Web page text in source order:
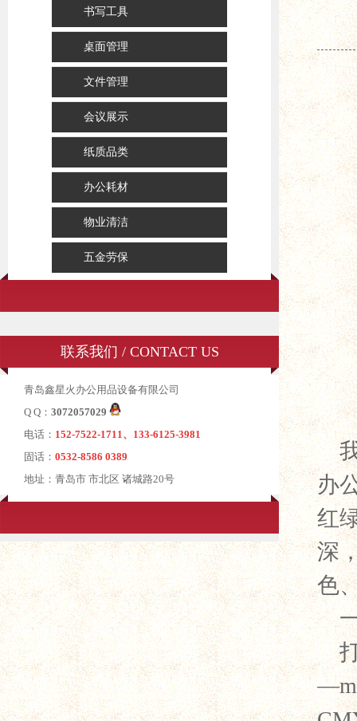
书写工具
桌面管理
文件管理
会议展示
纸质品类
办公耗材
物业清洁
五金劳保
联系我们 / CONTACT US
青岛鑫星火办公用品设备有限公司
Q Q： 3072057029
电话： 152-7522-1711、133-6125-3981
固话： 0532-8586 0389
地址：青岛市 市北区 诸城路20号
办
红
深
色